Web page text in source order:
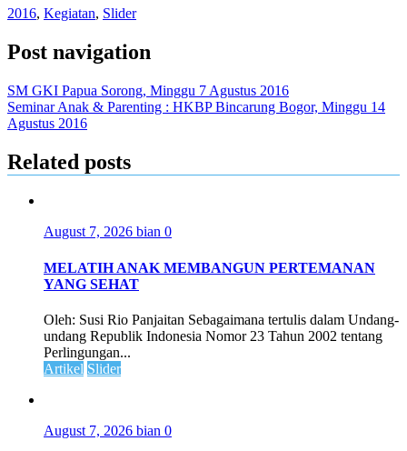
2016, Kegiatan, Slider
Post navigation
SM GKI Papua Sorong, Minggu 7 Agustus 2016
Seminar Anak & Parenting : HKBP Bincarung Bogor, Minggu 14
Agustus 2016
Related posts
August 7, 2026 bian 0
MELATIH ANAK MEMBANGUN PERTEMANAN
YANG SEHAT
Oleh: Susi Rio Panjaitan Sebagaimana tertulis dalam Undang-
undang Republik Indonesia Nomor 23 Tahun 2002 tentang
Perlingungan...
Artikel Slider
August 7, 2026 bian 0